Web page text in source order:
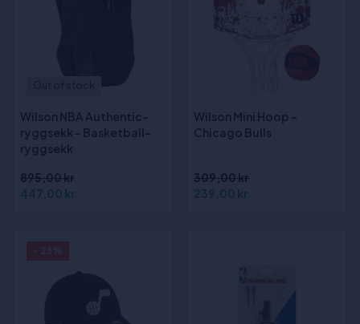
Wilson NBA Authentic-
ryggsekk - Basketball-
ryggsekk
895,00 kr
447,00 kr
Wilson Mini Hoop -
Chicago Bulls
309,00 kr
239,00 kr